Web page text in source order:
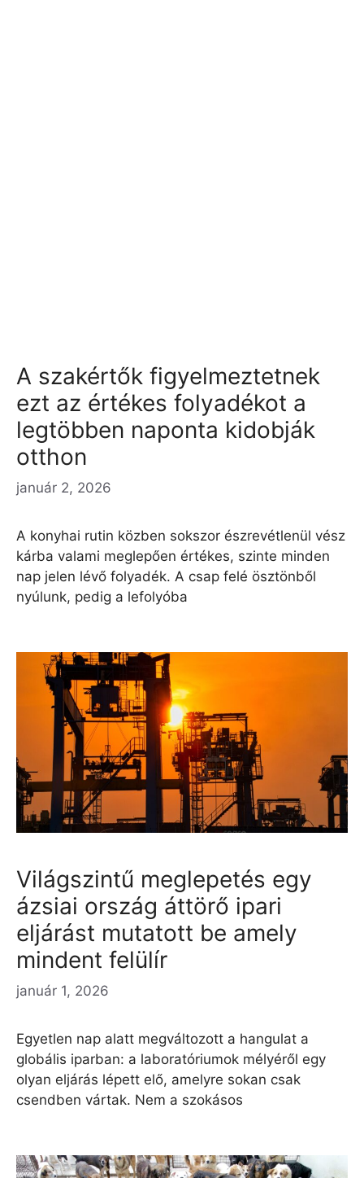
A szakértők figyelmeztetnek
ezt az értékes folyadékot a
legtöbben naponta kidobják
otthon
január 2, 2026
A konyhai rutin közben sokszor észrevétlenül vész
kárba valami meglepően értékes, szinte minden
nap jelen lévő folyadék. A csap felé ösztönből
nyúlunk, pedig a lefolyóba
Világszintű meglepetés egy
ázsiai ország áttörő ipari
eljárást mutatott be amely
mindent felülír
január 1, 2026
Egyetlen nap alatt megváltozott a hangulat a
globális iparban: a laboratóriumok mélyéről egy
olyan eljárás lépett elő, amelyre sokan csak
csendben vártak. Nem a szokásos